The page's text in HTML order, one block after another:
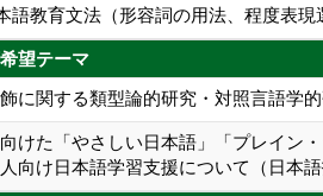
語教育文法（形容詞の用法、程度表現
望テーマ
に関する類型論的研究・対照言語学
けた「やさしい日本語」「プレイン
向け日本語学習支援について（日本語